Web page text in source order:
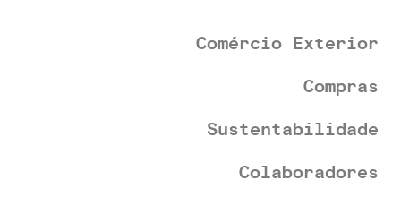
Comércio Exterior
Compras
Sustentabilidade
Colaboradores